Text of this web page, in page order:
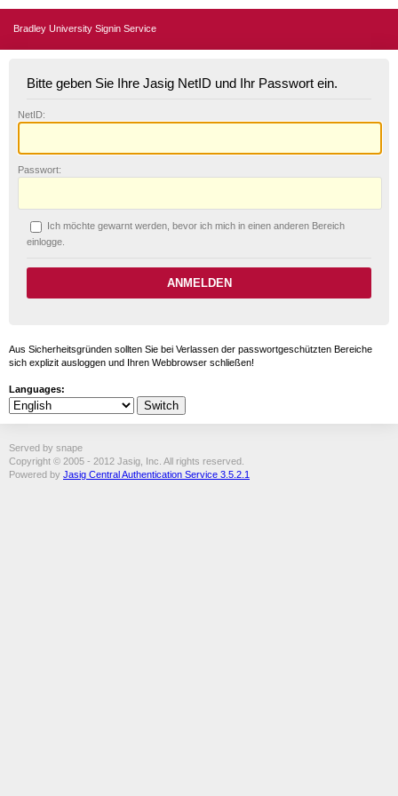
Bradley University Signin Service
Bitte geben Sie Ihre Jasig NetID und Ihr Passwort ein.
NetID:
Passwort:
Ich möchte gewarnt werden, bevor ich mich in einen anderen Bereich
einlogge.
Aus Sicherheitsgründen sollten Sie bei Verlassen der passwortgeschützten Bereiche
sich explizit ausloggen und Ihren Webbrowser schließen!
Languages:
Served by snape
Copyright © 2005 - 2012 Jasig, Inc. All rights reserved.
Powered by Jasig Central Authentication Service 3.5.2.1